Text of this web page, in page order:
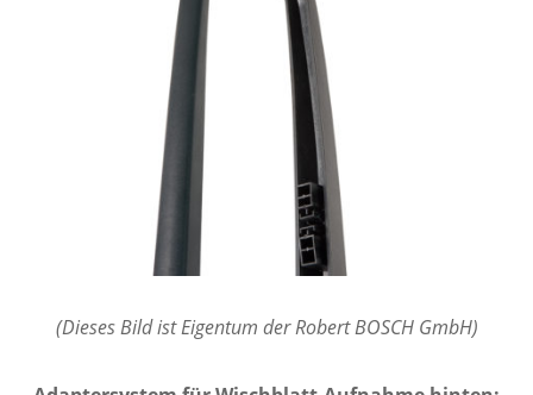
(Dieses Bild ist Eigentum der Robert BOSCH GmbH)